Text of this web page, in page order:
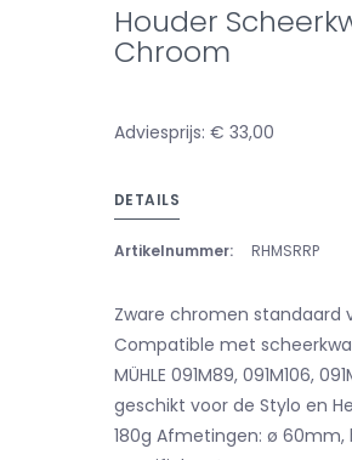
Houder
Chroom
Adviesprijs: € 33,00
DETAILS
Artikelnummer: RHMSRRP
Zware chromen standaard
Compatible met
MÜHLE 091M89, 091M106,
geschikt voor de Stylo en
180g Afmetingen: ø